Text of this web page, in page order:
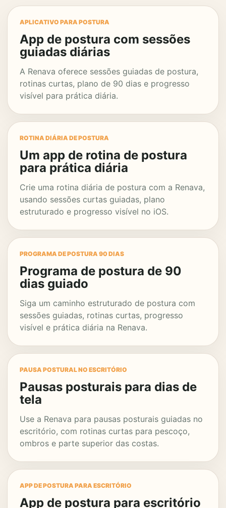
APLICATIVO PARA POSTURA
App de postura com sessões
guiadas diárias
A Renava oferece sessões guiadas de postura,
rotinas curtas, plano de 90 dias e progresso
visível para prática diária.
ROTINA DIÁRIA DE POSTURA
Um app de rotina de postura
para prática diária
Crie uma rotina diária de postura com a Renava,
usando sessões curtas guiadas, plano
estruturado e progresso visível no iOS.
PROGRAMA DE POSTURA 90 DIAS
Programa de postura de 90
dias guiado
Siga um caminho estruturado de postura com
sessões guiadas, rotinas curtas, progresso
visível e prática diária na Renava.
PAUSA POSTURAL NO ESCRITÓRIO
Pausas posturais para dias de
tela
Use a Renava para pausas posturais guiadas no
escritório, com rotinas curtas para pescoço,
ombros e parte superior das costas.
APP DE POSTURA PARA ESCRITÓRIO
App de postura para escritório